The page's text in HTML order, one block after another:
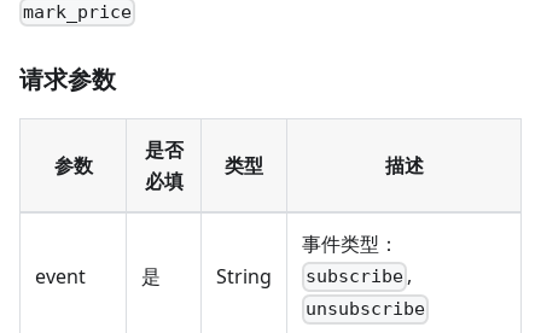
mark_price
请求参数
参数
是否
必填
类型 描述
event 是 String
事件类型：
subscribe ,
unsubscribe